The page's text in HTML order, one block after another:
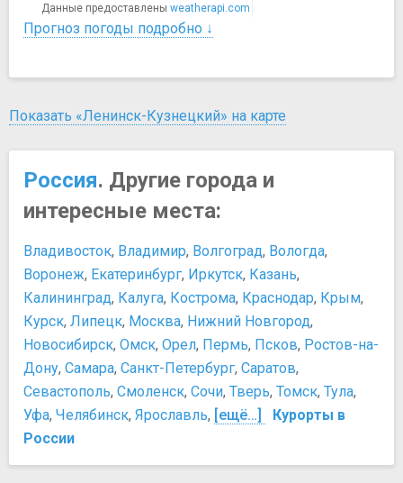
Данные предоставлены weatherapi.com
Прогноз погоды подробно ↓
Показать «Ленинск-Кузнецкий» на карте
Россия. Другие города и
интересные места:
Владивосток, Владимир, Волгоград, Вологда,
Воронеж, Екатеринбург, Иркутск, Казань,
Калининград, Калуга, Кострома, Краснодар, Крым,
Курск, Липецк, Москва, Нижний Новгород,
Новосибирск, Омск, Орел, Пермь, Псков, Ростов-на-
Дону, Самара, Санкт-Петербург, Саратов,
Севастополь, Смоленск, Сочи, Тверь, Томск, Тула,
Уфа, Челябинск, Ярославль, [ещё…]
Курорты в
России